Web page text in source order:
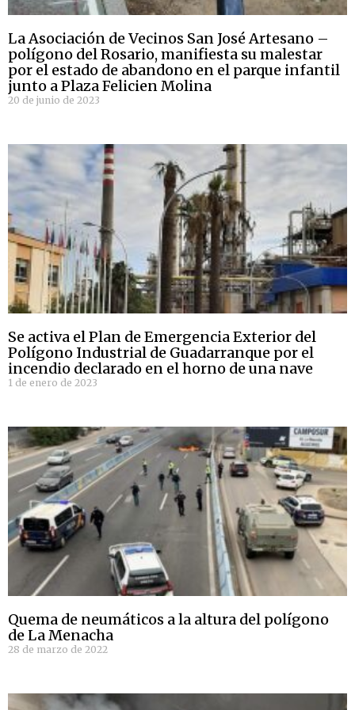
La Asociación de Vecinos San José Artesano –
polígono del Rosario, manifiesta su malestar
por el estado de abandono en el parque infantil
junto a Plaza Felicien Molina
20 de junio de 2023
Se activa el Plan de Emergencia Exterior del
Polígono Industrial de Guadarranque por el
incendio declarado en el horno de una nave
1 de enero de 2023
Quema de neumáticos a la altura del polígono
de La Menacha
28 de marzo de 2022